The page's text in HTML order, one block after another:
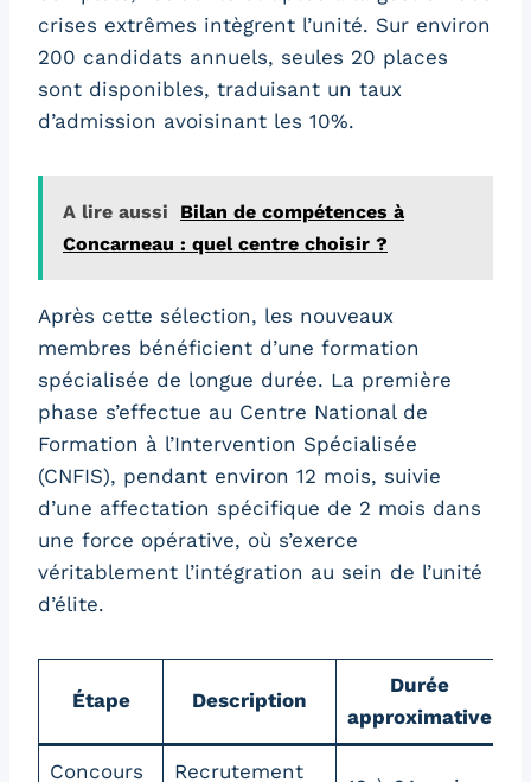
crises extrêmes intègrent l’unité. Sur environ
200 candidats annuels, seules 20 places
sont disponibles, traduisant un taux
d’admission avoisinant les 10%.
A lire aussi
Bilan de compétences à
Concarneau : quel centre choisir ?
Après cette sélection, les nouveaux
membres bénéficient d’une formation
spécialisée de longue durée. La première
phase s’effectue au Centre National de
Formation à l’Intervention Spécialisée
(CNFIS), pendant environ 12 mois, suivie
d’une affectation spécifique de 2 mois dans
une force opérative, où s’exerce
véritablement l’intégration au sein de l’unité
d’élite.
Étape Description
Durée
approximative
Concours Recrutement